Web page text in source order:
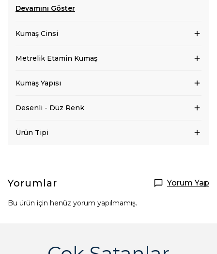
Devamını Göster
Kumaş Cinsi
Metrelik Etamin Kumaş
Kumaş Yapısı
Desenli - Düz Renk
Ürün Tipi
Yorumlar Yorum Yap
Bu ürün için henüz yorum yapılmamış.